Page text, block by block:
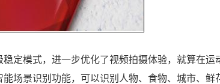
定模式，进一步优化了视频拍摄体验，就算在运
场景识别功能，可以识别人物、食物、城市、鲜